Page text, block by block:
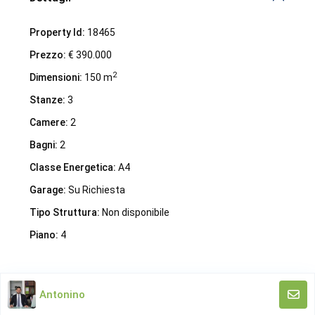
Property Id: 18465
Prezzo: € 390.000
Dimensioni: 150 m2
Stanze: 3
Camere: 2
Bagni: 2
Classe Energetica: A4
Garage: Su Richiesta
Tipo Struttura: Non disponibile
Piano: 4
iHome Real Estate
Via G. Garibaldi 7
0243115458
iHome
Tipologie
Bilocale(28)
Quadrilocale
(20)
agency
Privacy Policy
Antonino